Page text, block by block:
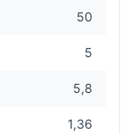
50
5
5,8
1,36